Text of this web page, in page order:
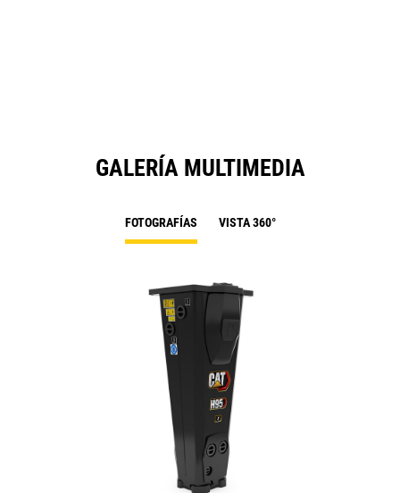
GALERÍA MULTIMEDIA
FOTOGRAFÍAS VISTA 360°